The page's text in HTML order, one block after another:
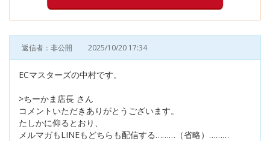
返信者：非公開 2025/10/20 17:34
ECマスターズの中村です。
>ちーかま店長 さん
コメントいただきありがとうございます。
たしかに仰るとおり、
メルマガもLINEもどちらも配信する………（省略）………